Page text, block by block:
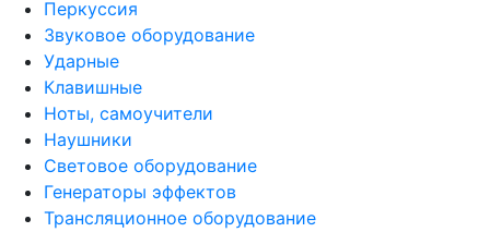
Перкуссия
Звуковое оборудование
Ударные
Клавишные
Ноты, самоучители
Наушники
Световое оборудование
Генераторы эффектов
Трансляционное оборудование